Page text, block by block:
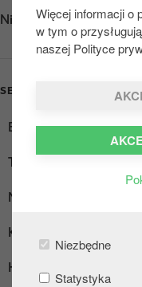
Więcej informacji o
w tym o
naszej Polityce
Niezbędne
Statystyka
Niedziela
SERVICES
Ekspres do kawy
Truck Diesel
Myjnia
Kącik wypoczynkowy
Hot Dogi